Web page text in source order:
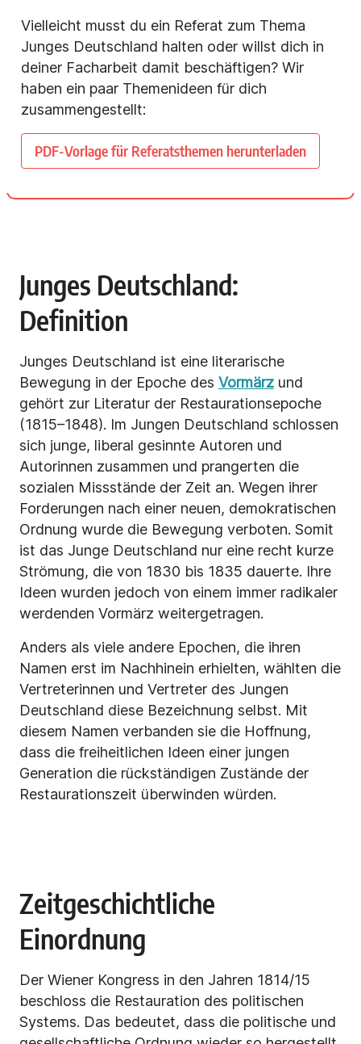
Vielleicht musst du ein Referat zum Thema
Junges Deutschland halten oder willst dich in
deiner Facharbeit damit beschäftigen? Wir
haben ein paar Themenideen für dich
zusammengestellt:
PDF-Vorlage für Referatsthemen herunterladen
Junges Deutschland:
Definition
Junges Deutschland ist eine literarische
Bewegung in der Epoche des Vormärz und
gehört zur Literatur der Restaurationsepoche
(1815–1848). Im Jungen Deutschland schlossen
sich junge, liberal gesinnte Autoren und
Autorinnen zusammen und prangerten die
sozialen Missstände der Zeit an. Wegen ihrer
Forderungen nach einer neuen, demokratischen
Ordnung wurde die Bewegung verboten. Somit
ist das Junge Deutschland nur eine recht kurze
Strömung, die von 1830 bis 1835 dauerte. Ihre
Ideen wurden jedoch von einem immer radikaler
werdenden Vormärz weitergetragen.
Anders als viele andere Epochen, die ihren
Namen erst im Nachhinein erhielten, wählten die
Vertreterinnen und Vertreter des Jungen
Deutschland diese Bezeichnung selbst. Mit
diesem Namen verbanden sie die Hoffnung,
dass die freiheitlichen Ideen einer jungen
Generation die rückständigen Zustände der
Restaurationszeit überwinden würden.
Zeitgeschichtliche
Einordnung
Der Wiener Kongress in den Jahren 1814/15
beschloss die Restauration des politischen
Systems. Das bedeutet, dass die politische und